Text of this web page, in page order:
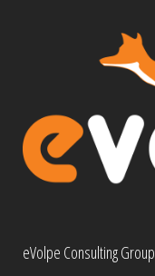
eVolpe Consulting Group